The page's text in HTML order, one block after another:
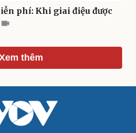
phí: Khi giai điệu được
thêm